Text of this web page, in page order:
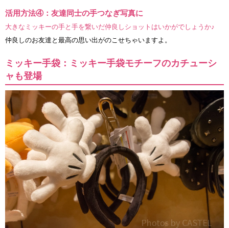
活用方法④：友達同士の手つなぎ写真に
大きなミッキーの手と手を繋いだ仲良しショットはいかがでしょうか♪
仲良しのお友達と最高の思い出がのこせちゃいますよ。
ミッキー手袋：ミッキー手袋モチーフのカチューシ
ャも登場